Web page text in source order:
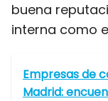
buena
interna como
Empresas de
Madrid: